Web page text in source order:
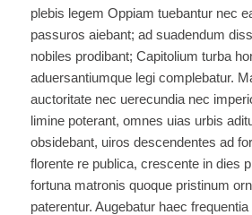
plebis legem Oppiam tuebantur nec
passuros aiebant; ad suadendum
nobiles prodibant; Capitolium turba
aduersantiumque legi complebatur.
auctoritate nec uerecundia nec
limine poterant, omnes uias urbis
obsidebant, uiros descendentes ad
florente re publica, crescente in dies
fortuna matronis quoque pristinum
paterentur. Augebatur haec